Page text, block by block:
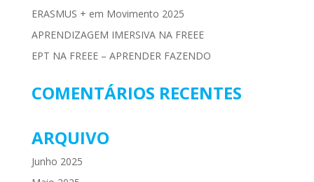
ERASMUS + em Movimento 2025
APRENDIZAGEM IMERSIVA NA FREEE
EPT NA FREEE – APRENDER FAZENDO
COMENTÁRIOS RECENTES
ARQUIVO
Junho 2025